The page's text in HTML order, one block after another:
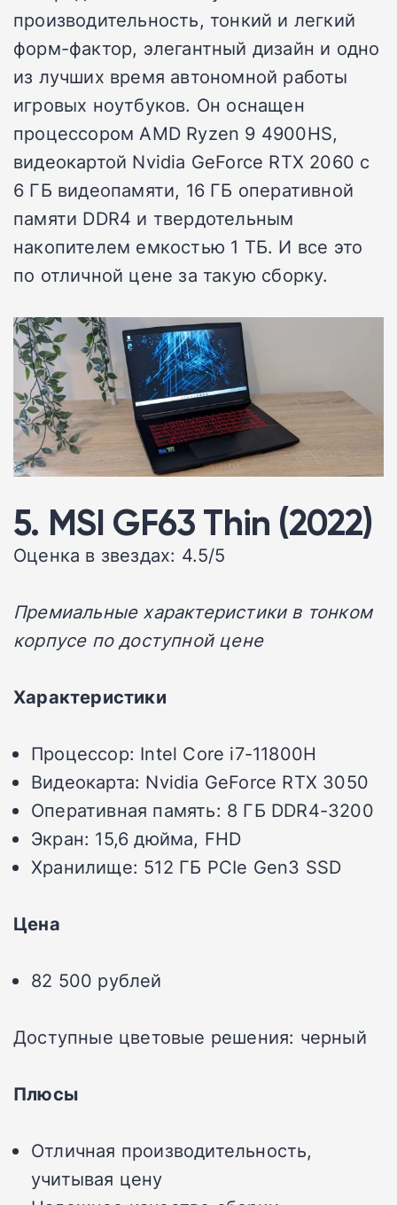
производительность, тонкий и легкий
форм-фактор, элегантный дизайн и одно
из лучших время автономной работы
игровых ноутбуков. Он оснащен
процессором AMD Ryzen 9 4900HS,
видеокартой Nvidia GeForce RTX 2060 с
6 ГБ видеопамяти, 16 ГБ оперативной
памяти DDR4 и твердотельным
накопителем емкостью 1 ТБ. И все это
по отличной цене за такую сборку.
5. MSI GF63 Thin (2022)
Оценка в звездах: 4.5/5
Премиальные характеристики в тонком
корпусе по доступной цене
Характеристики
Процессор: Intel Core i7-11800H
Видеокарта: Nvidia GeForce RTX 3050
Оперативная память: 8 ГБ DDR4-3200
Экран: 15,6 дюйма, FHD
Хранилище: 512 ГБ PCIe Gen3 SSD
Цена
82 500 рублей
Доступные цветовые решения: черный
Плюсы
Отличная производительность,
учитывая цену